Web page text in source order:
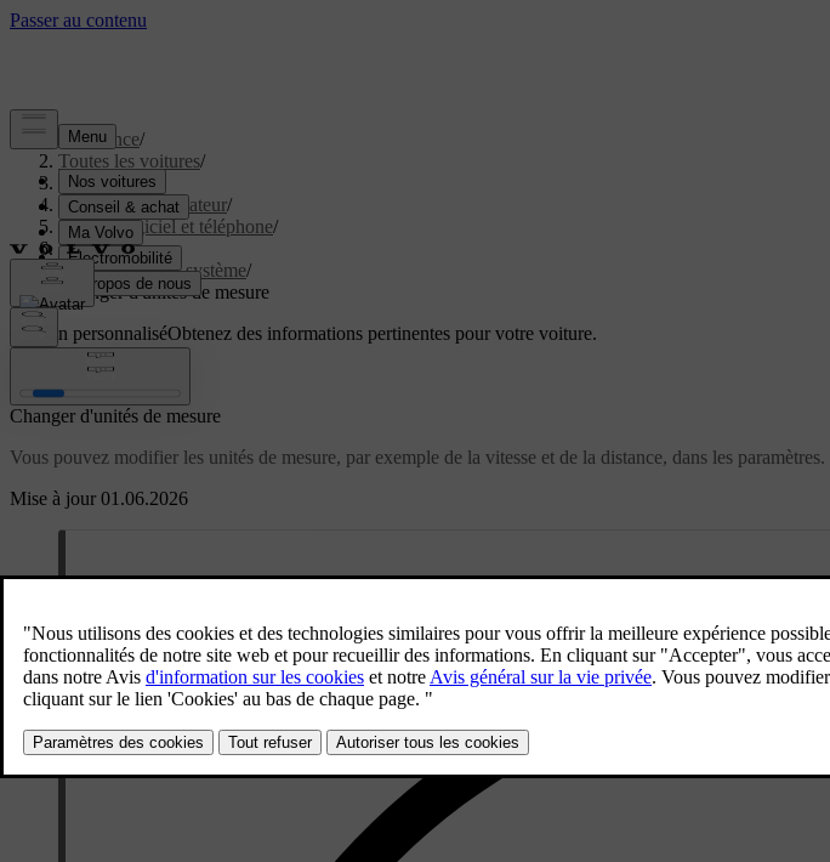
Assistance/
Toutes les voitures/
EX60 2027/
Manuel de l'utilisateur/
Écrans, logiciel et téléphone/
Écrans/
Paramètres du système/
Changer d'unités de mesure
Soutien personnaliséObtenez des informations pertinentes pour votre voiture.
Connexion
Mise à jour 01.06.2026
Changer d'unités de mesure
Vous pouvez modifier les unités de mesure, par exemple de la vitesse et de la distance, dans les paramètres.